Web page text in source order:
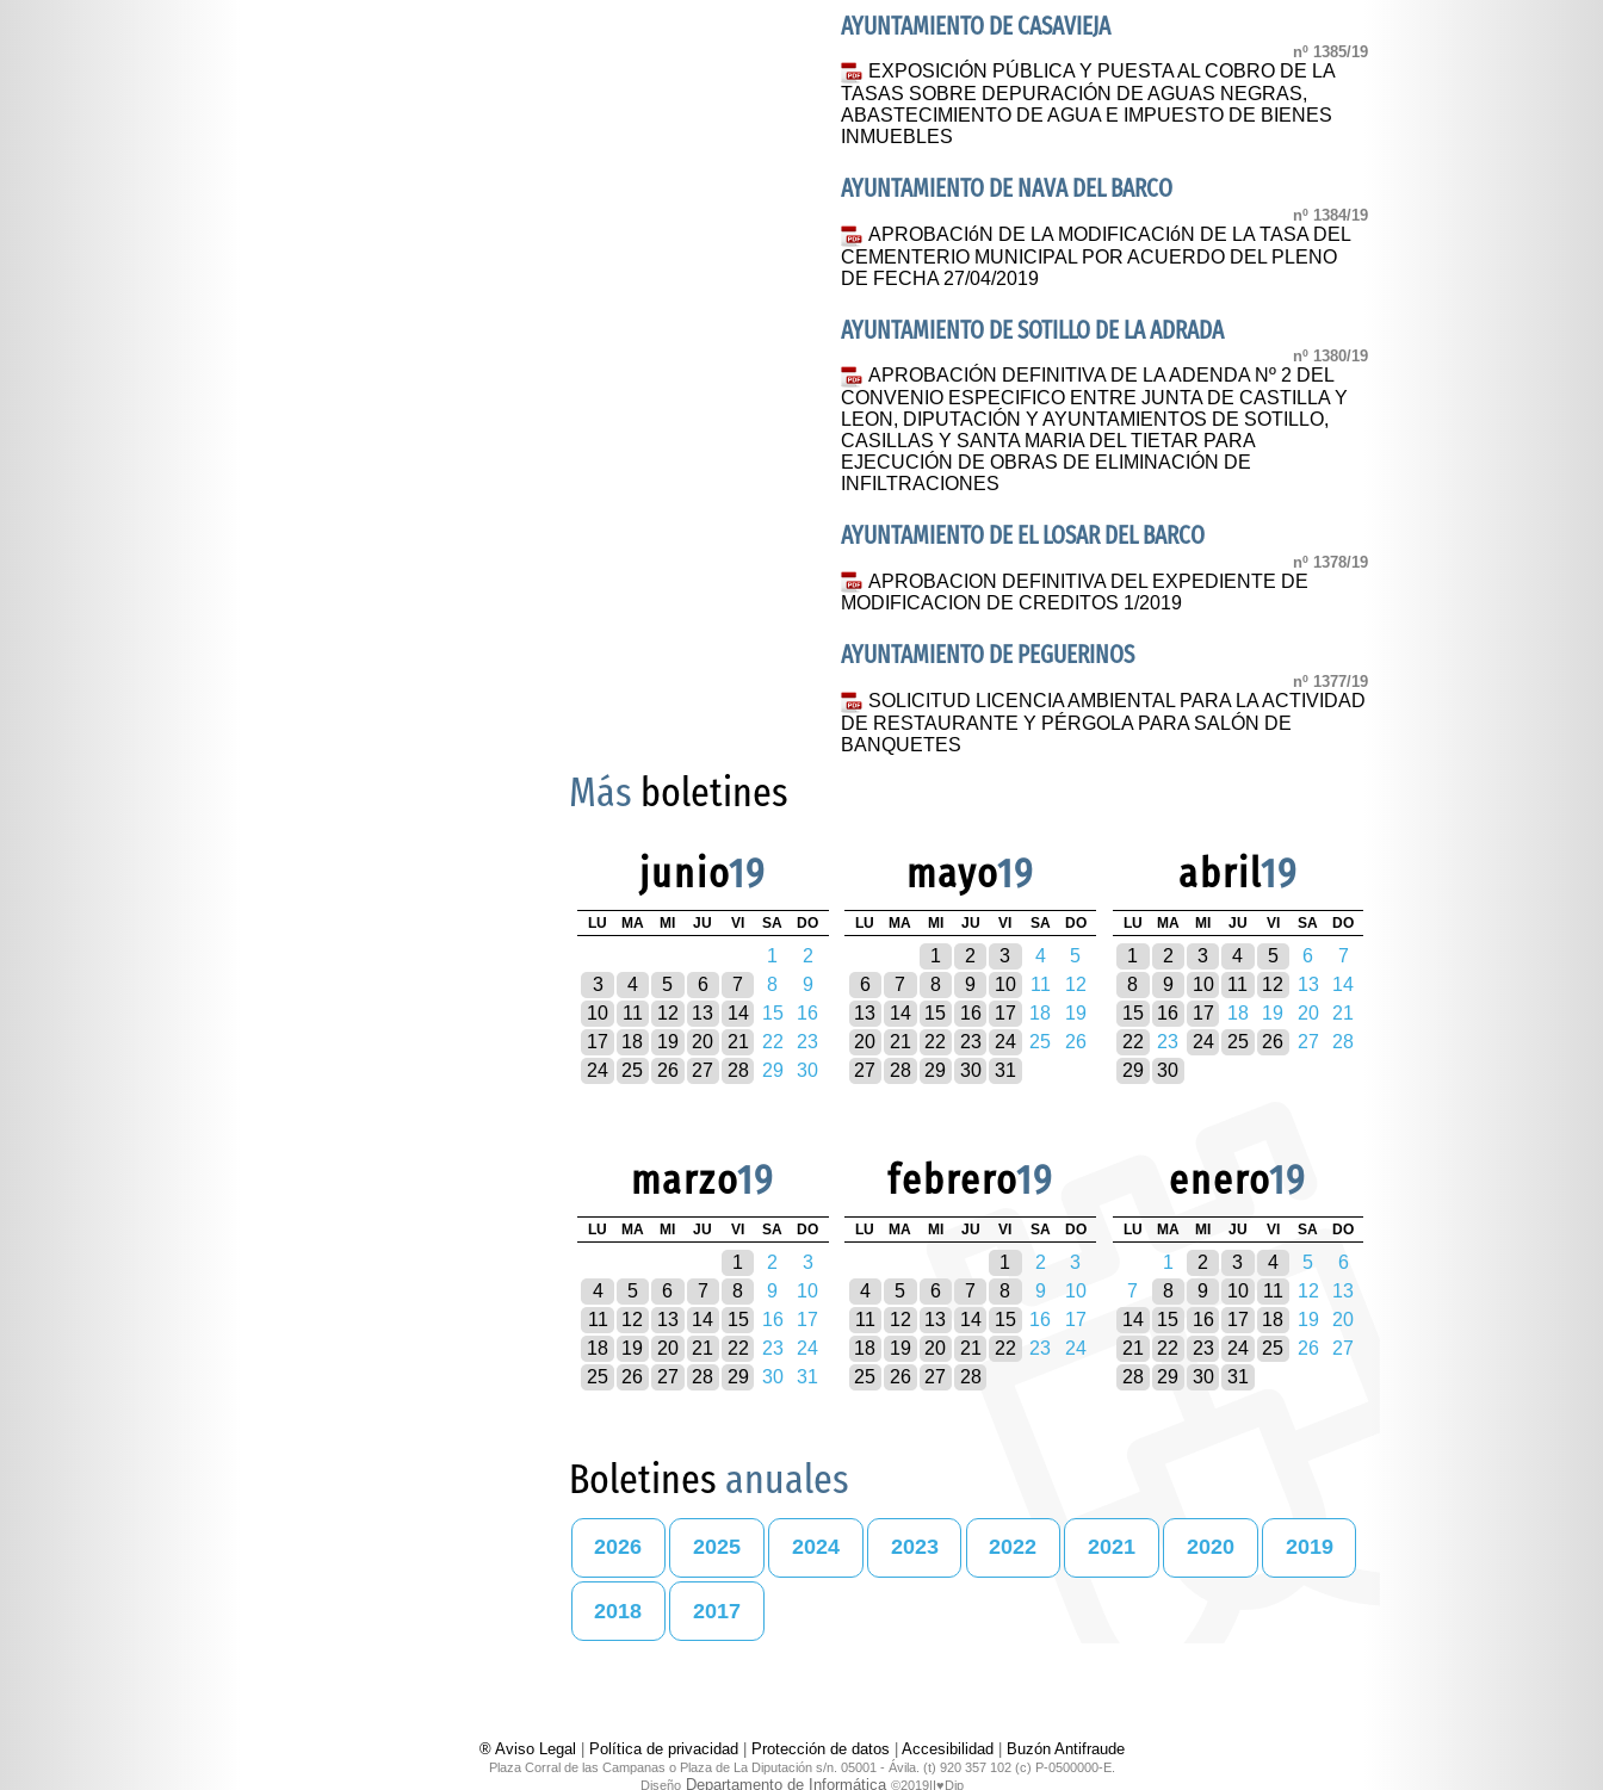
AYUNTAMIENTO DE CASAVIEJA
nº 1385/19
EXPOSICIÓN PÚBLICA Y PUESTA AL COBRO DE LA
TASAS SOBRE DEPURACIÓN DE AGUAS NEGRAS,
ABASTECIMIENTO DE AGUA E IMPUESTO DE BIENES
INMUEBLES
AYUNTAMIENTO DE NAVA DEL BARCO
nº 1384/19
APROBACIóN DE LA MODIFICACIóN DE LA TASA DEL
CEMENTERIO MUNICIPAL POR ACUERDO DEL PLENO
DE FECHA 27/04/2019
AYUNTAMIENTO DE SOTILLO DE LA ADRADA
nº 1380/19
APROBACIÓN DEFINITIVA DE LA ADENDA Nº 2 DEL
CONVENIO ESPECIFICO ENTRE JUNTA DE CASTILLA Y
LEON, DIPUTACIÓN Y AYUNTAMIENTOS DE SOTILLO,
CASILLAS Y SANTA MARIA DEL TIETAR PARA
EJECUCIÓN DE OBRAS DE ELIMINACIÓN DE
INFILTRACIONES
AYUNTAMIENTO DE EL LOSAR DEL BARCO
nº 1378/19
APROBACION DEFINITIVA DEL EXPEDIENTE DE
MODIFICACION DE CREDITOS 1/2019
AYUNTAMIENTO DE PEGUERINOS
nº 1377/19
SOLICITUD LICENCIA AMBIENTAL PARA LA ACTIVIDAD
DE RESTAURANTE Y PÉRGOLA PARA SALÓN DE
BANQUETES
Más boletines
junio19
LU MA MI JU VI SA DO
1
2
3
4 5 6 7 8
9
10
11 12 13 14 15
16
17
18 19 20 21 22
23
24
25 26 27 28 29 30
mayo19
LU MA MI JU VI SA DO
1 2 3 4
5
6
7 8 9 10 11
12
13
14 15 16 17 18
19
20
21 22 23 24 25
26
27
28 29 30 31
abril19
LU MA MI JU VI SA DO
1 2 3 4 5 6
7
8
9 10 11 12 13
14
15
16 17 18 19 20
21
22
23 24 25 26 27
28
29
30
marzo19
LU MA MI JU VI SA DO
1 2
3
4
5 6 7 8 9
10
11
12 13 14 15 16
17
18
19 20 21 22 23
24
25
26 27 28 29 30 31
febrero19
LU MA MI JU VI SA DO
1 2
3
4
5 6 7 8 9
10
11
12 13 14 15 16
17
18
19 20 21 22 23
24
25
26 27 28
enero19
LU MA MI JU VI SA DO
1 2 3 4 5
6
7
8 9 10 11 12
13
14
15 16 17 18 19
20
21
22 23 24 25 26
27
28
29 30 31
Boletines anuales
2026 2025 2024 2023 2022 2021 2020 2019
2018 2017
® Aviso Legal | Política de privacidad| Protección de datos | Accesibilidad| Buzón Antifraude
Plaza Corral de las Campanas o Plaza de La Diputación s/n. 05001 - Ávila. (t) 920 357 102 (c) P-0500000-E.
DiseñoDepartamento de Informática ©2019|I♥Dip